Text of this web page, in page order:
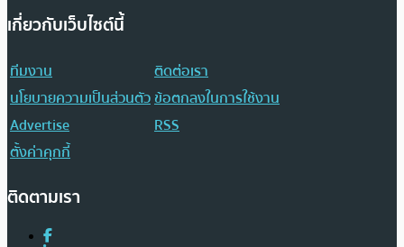
เกี่ยวกับเว็บไซต์นี้
ทีมงาน
ติดต่อเรา
นโยบายความเป็นส่วนตัวข้อตกลงในการใช้งาน
Advertise
RSS
ตั้งค่าคุกกี้
ติดตามเรา